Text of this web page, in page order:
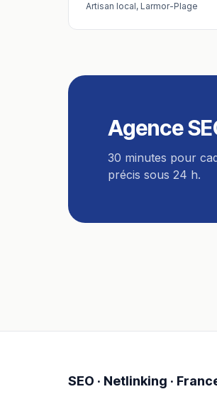
Artisan local, Larmor-Plage
Agence
30 minutes pour
précis sous 24 h.
SEO · Netlinking ·